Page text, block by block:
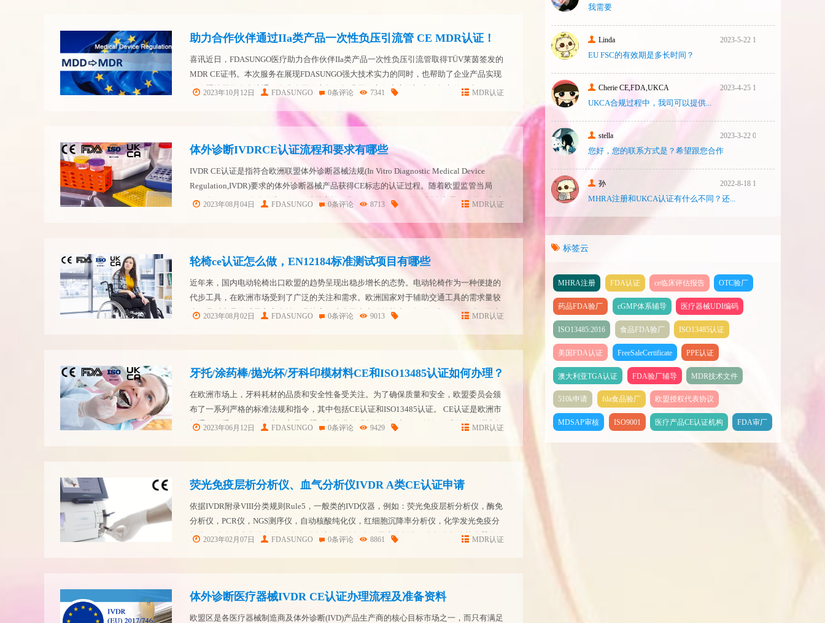
助力合作伙伴通过IIa类产品一次性负压引流管 CE MDR认证！
喜讯近日，FDASUNGO医疗助力合作伙伴IIa类产品一次性负压引流管取得TÜV莱茵签发的
MDR CE证书。本次服务在展现FDASUNGO强大技术实力的同时，也帮助了企业产品实现
在欧盟地区的自由流通，在走向国际市场、提升国际竞争力方面迈出了坚实的一步。
2023年10月12日 FDASUNGO 0条评论 7341 MDR认证
体外诊断IVDRCE认证流程和要求有哪些
IVDR CE认证是指符合欧洲联盟体外诊断器械法规(In Vitro Diagnostic Medical Device
Regulation,IVDR)要求的体外诊断器械产品获得CE标志的认证过程。随着欧盟监管当局
2021年12月21日发布公告，IVDR法规实施日期2022年5月26日起，制造商需要在此日期之
2023年08月04日 FDASUNGO 0条评论 8713 MDR认证
轮椅ce认证怎么做，EN12184标准测试项目有哪些
近年来，国内电动轮椅出口欧盟的趋势呈现出稳步增长的态势。电动轮椅作为一种便捷的
代步工具，在欧洲市场受到了广泛的关注和需求。欧洲国家对于辅助交通工具的需求量较
大，且对产品的质量和安全性要求较高，这为国内电动轮椅出口提供了机会。同时，国内
2023年08月02日 FDASUNGO 0条评论 9013 MDR认证
牙托/涂药棒/抛光杯/牙科印模材料CE和ISO13485认证如何办理？
在欧洲市场上，牙科耗材的品质和安全性备受关注。为了确保质量和安全，欧盟委员会颁
布了一系列严格的标准法规和指令，其中包括CE认证和ISO13485认证。 CE认证是欧洲市
场通行的重要的认证标志，它是欧盟对制造业的强制认证标志。CE认证要求符合欧洲市场
2023年06月12日 FDASUNGO 0条评论 9429 MDR认证
荧光免疫层析分析仪、血气分析仪IVDR A类CE认证申请
依据IVDR附录VIII分类规则Rule5，一般类的IVD仪器，例如：荧光免疫层析分析仪，酶免
分析仪，PCR仪，NGS测序仪，自动核酸纯化仪，红细胞沉降率分析仪，化学发光免疫分
析仪 ，全自动生化分析仪， 全自动血液细胞分析仪，尿液分析仪，血气分析仪等仪器在欧
2023年02月07日 FDASUNGO 0条评论 8861 MDR认证
体外诊断医疗器械IVDR CE认证办理流程及准备资料
欧盟区是各医疗器械制造商及体外诊断(IVD)产品生产商的核心目标市场之一，而只有满足
我需要
Linda 2023-5-22 10:43
EU FSC的有效期是多长时间？
Cherie CE,FDA,UKCA 2023-4-25 16:24
UKCA合‮过规‬程中，我司可‮提以‬供...
stella 2023-3-22 08:31
您好，您的联系方式是？希望跟您合作
孙 2022-8-18 17:47
MHRA注册和UKCA认证有什么不同？还...
标签云
MHRA注册 FDA认证 ce临床评估报告 OTC验厂
药品FDA验厂 cGMP体系辅导 医疗器械UDI编码
ISO13485:2016 食品FDA验厂 ISO13485认证
美国FDA认证 FreeSaleCertificate PPE认证
澳大利亚TGA认证 FDA验厂辅导 MDR技术文件
510k申请 fda食品验厂 欧盟授权代表协议
MDSAP审核 ISO9001 医疗产品CE认证机构 FDA审厂